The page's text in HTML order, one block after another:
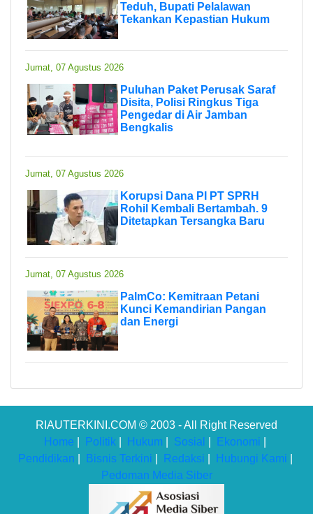
Teduh, Bupati Pelalawan
Tekankan Kepastian Hukum
Jumat, 07 Agustus 2026
Puluhan Paket Perusak Saraf
Disita, Polisi Ringkus Tiga
Pengedar di Air Jamban
Bengkalis
Jumat, 07 Agustus 2026
Korupsi Dana PI PT SPRH
Rohil Kembali Bertambah. 9
Ditetapkan Tersangka Baru
Jumat, 07 Agustus 2026
PalmCo: Kemitraan Petani
Kunci Kemandirian Pangan
dan Energi
RIAUTERKINI.COM © 2003 - All Right Reserved
Home
Politik Hukum Sosial Ekonomi
Pendidikan
Bisnis Terkini Redaksi Hubungi Kami
Pedoman Media Siber